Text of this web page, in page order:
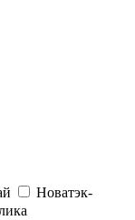
Новатэк-